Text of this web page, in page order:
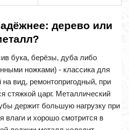
дерево или
бука, берёзы, дуба либо
ножками) - классика для
вид, ремонтопригодный, при
стяжкой царг. Металлический
держит большую нагрузку при
влаги и хорошо смотрится в